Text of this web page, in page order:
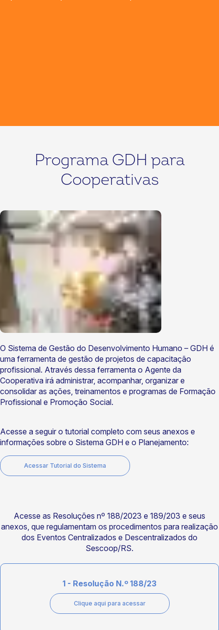
Programa GDH para
Cooperativas
O Sistema de Gestão do Desenvolvimento Humano – GDH é
uma ferramenta de gestão de projetos de capacitação
profissional. Através dessa ferramenta o Agente da
Cooperativa irá administrar, acompanhar, organizar e
consolidar as ações, treinamentos e programas de Formação
Profissional e Promoção Social.
Acesse a seguir o tutorial completo com seus anexos e
informações sobre o Sistema GDH e o Planejamento:
Acessar Tutorial do Sistema
Acesse as Resoluções nº 188/2023 e 189/203 e seus
anexos, que regulamentam os procedimentos para realização
dos Eventos Centralizados e Descentralizados do
Sescoop/RS.
1 - Resolução N.º 188/23
Clique aqui para acessar